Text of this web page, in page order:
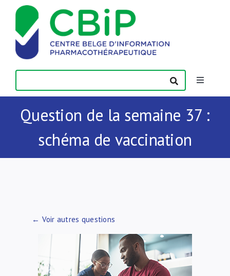
Passer
contenu
Toggle
Actualités
Publications
Question de la semaine 37 :
schéma de vaccination
← Voir autres questions